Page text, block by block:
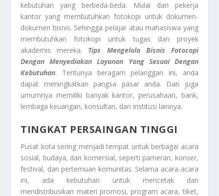
kebutuhan yang berbeda-beda. Mulai dari pekerja
kantor yang membutuhkan fotokopi untuk dokumen-
dokumen bisnis. Sehingga pelajar atau mahasiswa yang
membutuhkan fotokopi untuk tugas dan proyek
akademis mereka. Tips Mengelola Bisnis Fotocopi
Dengan Menyediakan Layanan Yang Sesuai Dengan
Kebutuhan. Tentunya beragam pelanggan ini, anda
dapat meningkatkan pangsa pasar anda. Dan juga
umumnya memiliki banyak kantor, perusahaan, bank,
lembaga keuangan, konsultan, dan institusi lainnya.
TINGKAT PERSAINGAN TINGGI
Pusat kota sering menjadi tempat untuk berbagai acara
sosial, budaya, dan komersial, seperti pameran, konser,
festival, dan pertemuan komunitas. Selama acara-acara
ini, ada kebutuhan untuk mencetak dan
mendistribusikan materi promosi, program acara, tiket,